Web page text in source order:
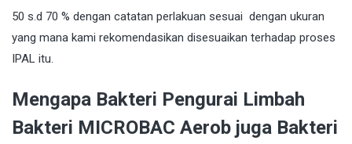
50 s.d 70 % dengan catatan perlakuan sesuai dengan ukuran
yang mana kami rekomendasikan disesuaikan terhadap proses
IPAL itu.
Mengapa Bakteri Pengurai Limbah
Bakteri MICROBAC Aerob juga Bakteri